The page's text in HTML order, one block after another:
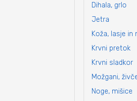
Dihala, grlo
Jetra
Koža, lasje in
Krvni pretok
Krvni sladkor
Možgani,
Noge, mišice